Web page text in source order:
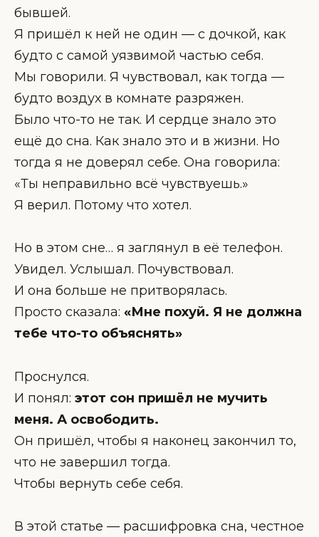
бывшей.
Я пришёл к ней не один — с дочкой, как
будто с самой уязвимой частью себя.
Мы говорили. Я чувствовал, как тогда —
будто воздух в комнате разряжен.
Было что-то не так. И сердце знало это
ещё до сна. Как знало это и в жизни. Но
тогда я не доверял себе. Она говорила:
«Ты неправильно всё чувствуешь.»
Я верил. Потому что хотел.
Но в этом сне… я заглянул в её телефон.
Увидел. Услышал. Почувствовал.
И она больше не притворялась.
Просто сказала: «Мне похуй. Я не должна
тебе что-то объяснять»
Проснулся.
И понял: этот сон пришёл не мучить
меня. А освободить.
Он пришёл, чтобы я наконец закончил то,
что не завершил тогда.
Чтобы вернуть себе себя.
В этой статье — расшифровка сна, честное